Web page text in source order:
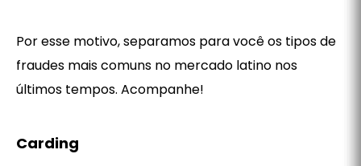
Por esse motivo, separamos para você os tipos de
fraudes mais comuns no mercado latino nos
últimos tempos. Acompanhe!
Carding